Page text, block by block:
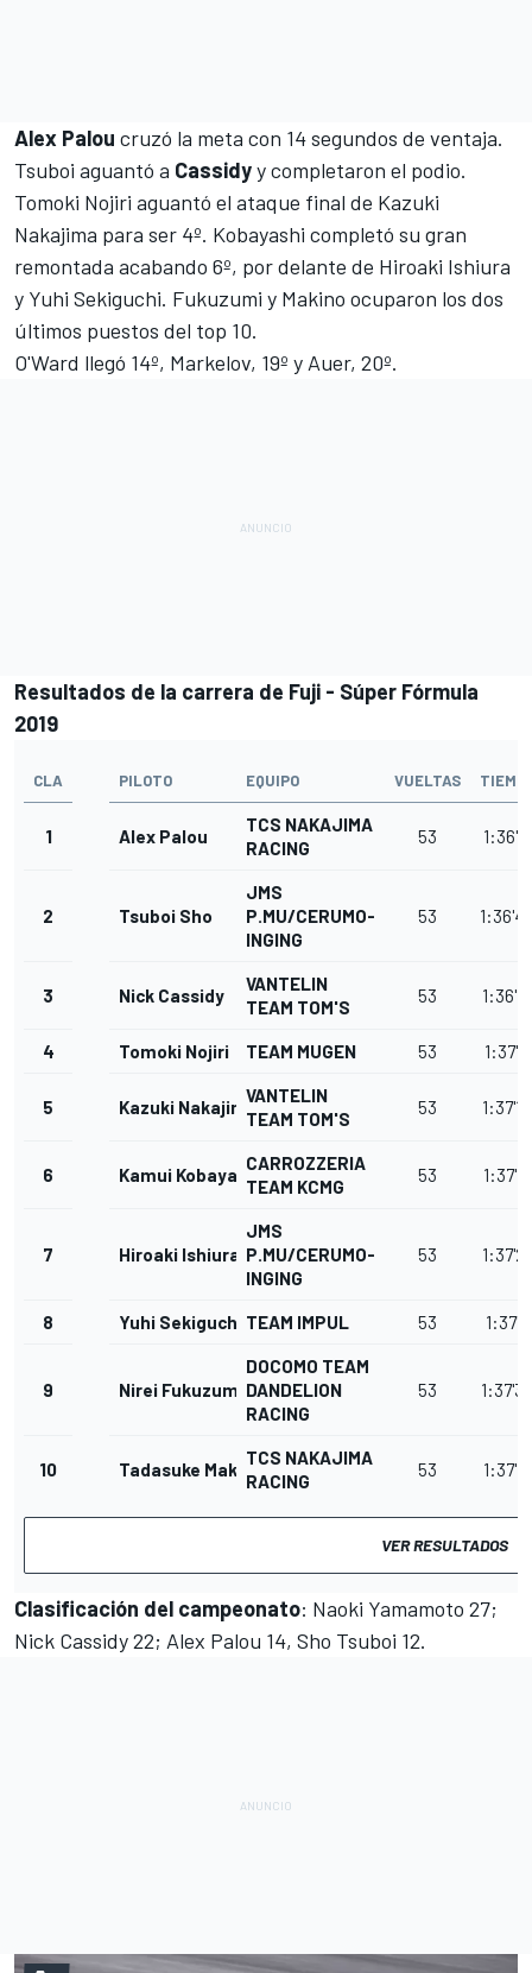
Alex Palou cruzó la meta con 14 segundos de ventaja.
Tsuboi aguantó a Cassidyy completaron el podio.
Tomoki Nojiri aguantó el ataque final de Kazuki
Nakajima para ser 4º. Kobayashi completó su gran
remontada acabando 6º, por delante de Hiroaki Ishiura
y Yuhi Sekiguchi. Fukuzumi y Makino ocuparon los dos
últimos puestos del top 10.
O'Ward llegó 14º, Markelov, 19º y Auer, 20º.
Resultados de la carrera de Fuji - Súper Fórmula
2019
CLA PILOTO EQUIPO VUELTAS
1 Alex Palou
TCS NAKAJIMA
RACING
53
2 Tsuboi Sho
JMS
P.MU/CERUMO-
INGING
53
3 Nick Cassidy
VANTELIN
TEAM TOM'S
53
4 Tomoki Nojiri TEAM MUGEN 53
5 Kazuki Nakajima
VANTELIN
TEAM TOM'S
53
6 Kamui Kobayashi
CARROZZERIA
TEAM KCMG
53
7 Hiroaki Ishiura
JMS
P.MU/CERUMO-
INGING
53
8 Yuhi Sekiguchi TEAM IMPUL 53
9 Nirei Fukuzumi
DOCOMO TEAM
DANDELION
RACING
53
10 Tadasuke Makino
TCS NAKAJIMA
RACING
53
VER RESULTADOS
Clasificación del campeonato: Naoki Yamamoto 27;
Nick Cassidy 22; Alex Palou 14, Sho Tsuboi 12.